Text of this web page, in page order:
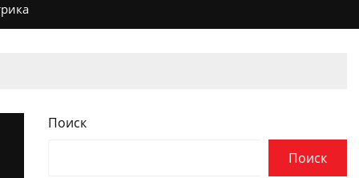
Поиск
Поиск